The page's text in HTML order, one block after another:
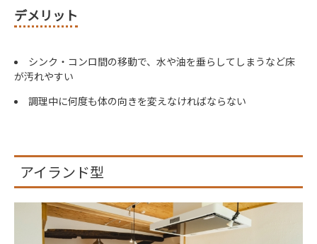
デメリット
シンク・コンロ間の移動で、水や油を垂らしてしまうなど床
が汚れやすい
調理中に何度も体の向きを変えなければならない
アイランド型